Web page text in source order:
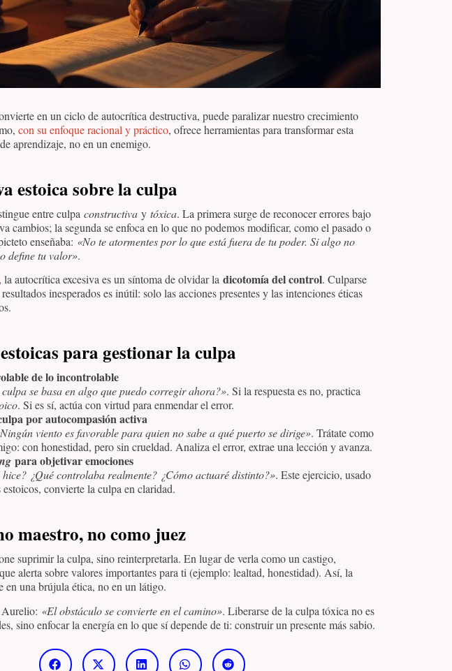
en un ciclo de autocrítica destructiva, puede paralizar nuestro crecimiento
con su enfoque racional y práctico, ofrece herramientas para transformar esta
aprendizaje, no en un enemigo.
estoica sobre la culpa
entre culpa constructiva y tóxica. La primera surge de reconocer errores bajo
cambios; la segunda se enfoca en lo que no podemos modificar, como el pasado o
enseñaba: «No te atormentes por lo que está fuera de tu poder. Si algo no
define tu valor».
, la autocrítica excesiva es un síntoma de olvidar la dicotomía del control. Culparse
inesperados es inútil: solo las acciones presentes y las intenciones éticas
para gestionar la culpa
de lo incontrolable
se basa en algo que puedo corregir ahora?». Si la respuesta es no, practica
. Si es sí, actúa con virtud para enmendar el error.
por autocompasión activa
viento es favorable para quien no sabe a qué puerto se dirige». Trátate como
con honestidad, pero sin crueldad. Analiza el error, extrae una lección y avanza.
para objetivar emociones
hice? ¿Qué controlaba realmente? ¿Cómo actuaré distinto?». Este ejercicio, usado
convierte la culpa en claridad.
maestro, no como juez
suprimir la culpa, sino reinterpretarla. En lugar de verla como un castigo,
alerta sobre valores importantes para ti (ejemplo: lealtad, honestidad). Así, la
en una brújula ética, no en un látigo.
«El obstáculo se convierte en el camino». Liberarse de la culpa tóxica no es
sino enfocar la energía en lo que sí depende de ti: construir un presente más sabio.